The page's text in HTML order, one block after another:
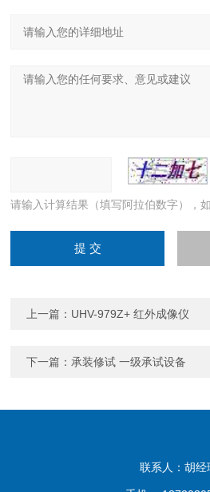
请输入计算结果（填写阿拉伯数字），
上一篇： UHV-979Z+ 红外成像仪
下一篇： 承装修试 一级承试设备
联系人：胡经